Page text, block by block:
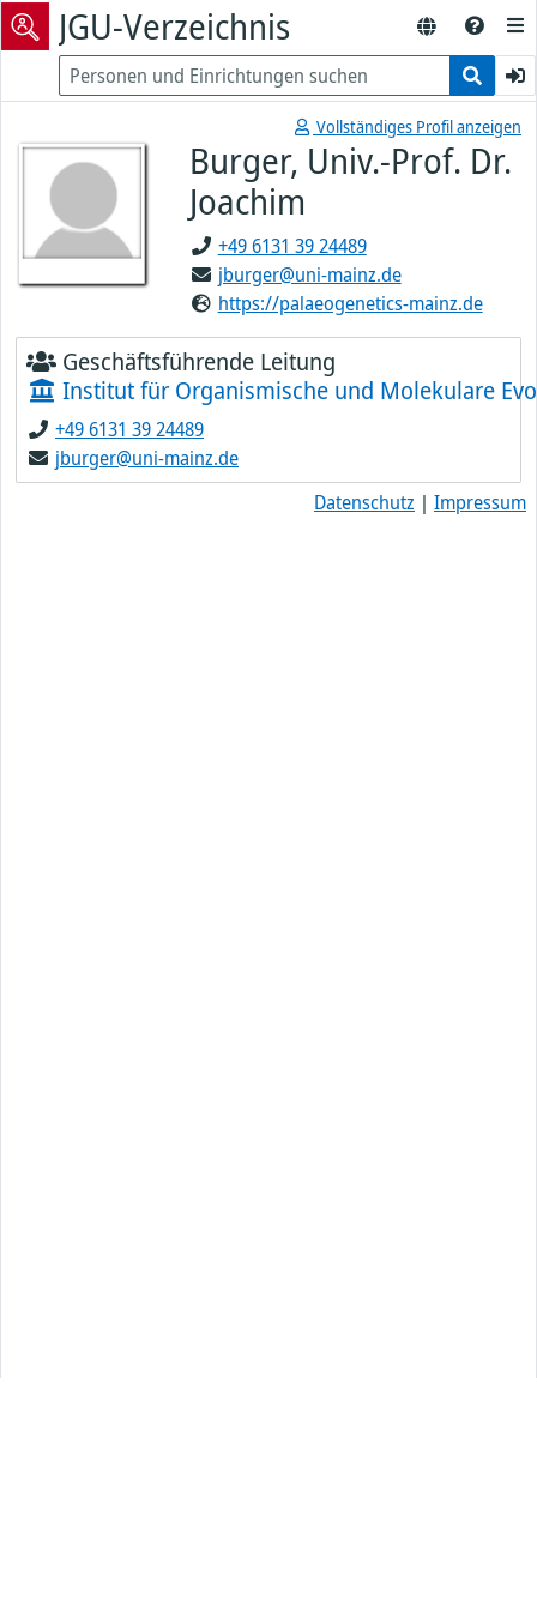
JGU-Verzeichnis
Vollständiges Profil anzeigen
Burger, Univ.-Prof. Dr.
Joachim
+49 6131 39 24489
jburger@uni-mainz.de
https://palaeogenetics-mainz.de
Geschäftsführende Leitung
Institut für Organismische und Molekulare
+49 6131 39 24489
jburger@uni-mainz.de
Datenschutz | Impressum